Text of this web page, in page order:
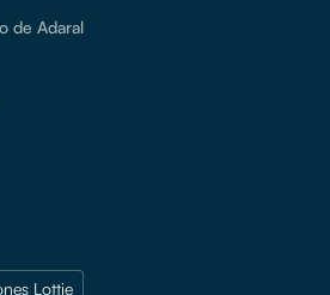
de Adaral
Lottie